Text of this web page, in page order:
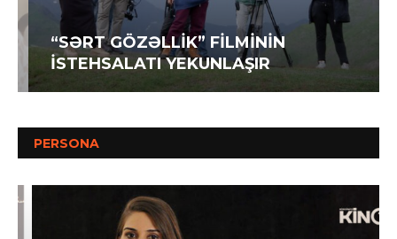
“SƏRT GÖZƏLLİK” FİLMİNİN
İSTEHSALATI YEKUNLAŞIR
PERSONA